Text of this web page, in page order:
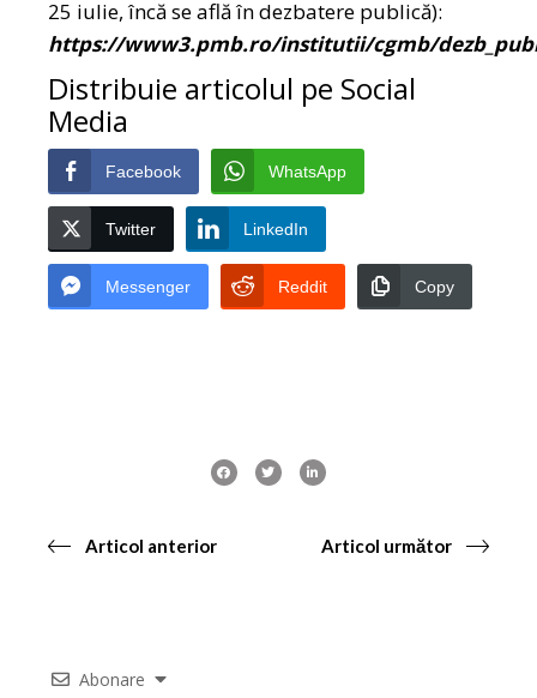
25 iulie, încă se află în dezbatere publică):
https://www3.pmb.ro/institutii/cgmb/
Distribuie articolul pe Social
Media
Facebook WhatsApp
Twitter LinkedIn
Messenger Reddit Copy
Articol anterior Articol următor
Abonare